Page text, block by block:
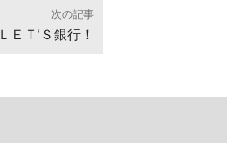
次の記事
ＬＥＴ’Ｓ銀行！